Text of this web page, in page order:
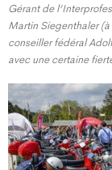
Gérant de
Martin Siegenthaler
conseiller fédéral
avec une certaine